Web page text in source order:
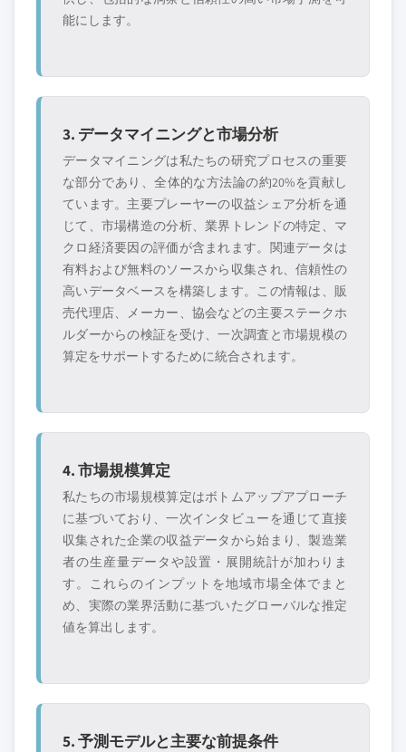
能にします。
3. データマイニングと市場分析
データマイニングは私たちの研究プロセスの重要
な部分であり、全体的な方法論の約20%を貢献し
ています。主要プレーヤーの収益シェア分析を通
じて、市場構造の分析、業界トレンドの特定、マ
クロ経済要因の評価が含まれます。関連データは
有料および無料のソースから収集され、信頼性の
高いデータベースを構築します。この情報は、販
売代理店、メーカー、協会などの主要ステークホ
ルダーからの検証を受け、一次調査と市場規模の
算定をサポートするために統合されます。
4. 市場規模算定
私たちの市場規模算定はボトムアップアプローチ
に基づいており、一次インタビューを通じて直接
収集された企業の収益データから始まり、製造業
者の生産量データや設置・展開統計が加わりま
す。これらのインプットを地域市場全体でまと
め、実際の業界活動に基づいたグローバルな推定
値を算出します。
5. 予測モデルと主要な前提条件